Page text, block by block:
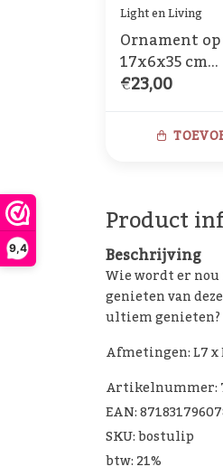
9,4
Light en Living
Ornament
17x6x35 cm
TULIPANU
€23,00
Product
Beschrijving
Wie wordt er
genieten van
ultiem genieten?
Afmetingen: L7 x
Artikelnummer:
EAN:
SKU: bostulip
btw: 21%